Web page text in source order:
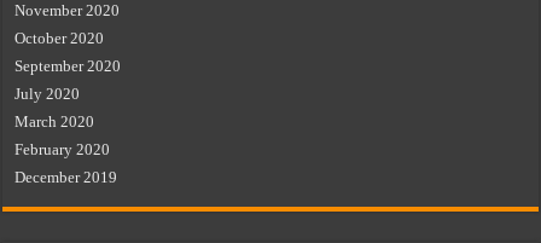
November 2020
October 2020
September 2020
July 2020
March 2020
February 2020
December 2019